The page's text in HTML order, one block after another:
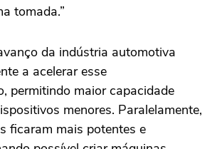
tomada.”
da indústria automotiva
a acelerar esse
permitindo maior capacidade
menores. Paralelamente,
ficaram mais potentes e